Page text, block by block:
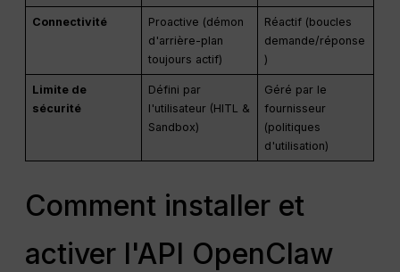
Connectivité
Proactive (démon
d'arrière-plan
toujours actif)
Réactif (boucles
demande/réponse
)
Limite de
sécurité
Défini par
l'utilisateur (HITL &
Sandbox)
Géré par le
fournisseur
(politiques
d'utilisation)
Comment installer et
activer l'API OpenClaw